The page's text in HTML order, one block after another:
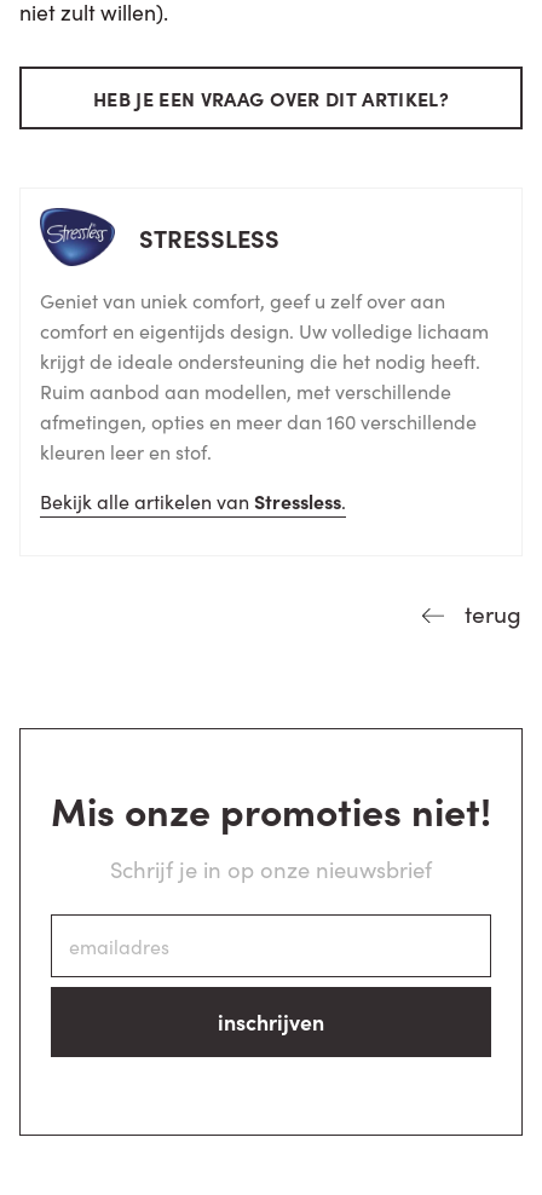
niet zult willen).
HEB JE EEN VRAAG OVER DIT ARTIKEL?
STRESSLESS
Geniet van uniek comfort, geef u zelf over aan
comfort en eigentijds design. Uw volledige lichaam
krijgt de ideale ondersteuning die het nodig heeft.
Ruim aanbod aan modellen, met verschillende
afmetingen, opties en meer dan 160 verschillende
kleuren leer en stof.
Bekijk alle artikelen van Stressless.
terug
Mis onze promoties niet!
Schrijf je in op onze nieuwsbrief
inschrijven